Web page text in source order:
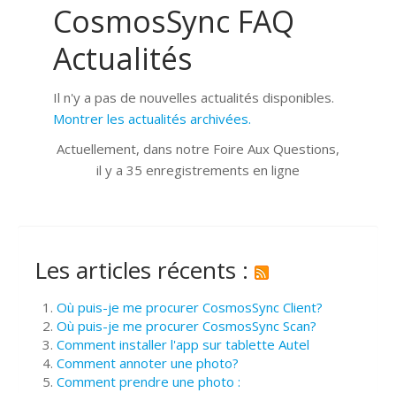
CosmosSync FAQ
Actualités
Il n'y a pas de nouvelles actualités disponibles.
Montrer les actualités archivées.
Actuellement, dans notre Foire Aux Questions,
il y a 35 enregistrements en ligne
Les articles récents :
Où puis-je me procurer CosmosSync Client?
Où puis-je me procurer CosmosSync Scan?
Comment installer l'app sur tablette Autel
Comment annoter une photo?
Comment prendre une photo :